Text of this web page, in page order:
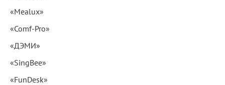
«Mealux»
«Comf-Pro»
«ДЭМИ»
«SingBee»
«FunDesk»